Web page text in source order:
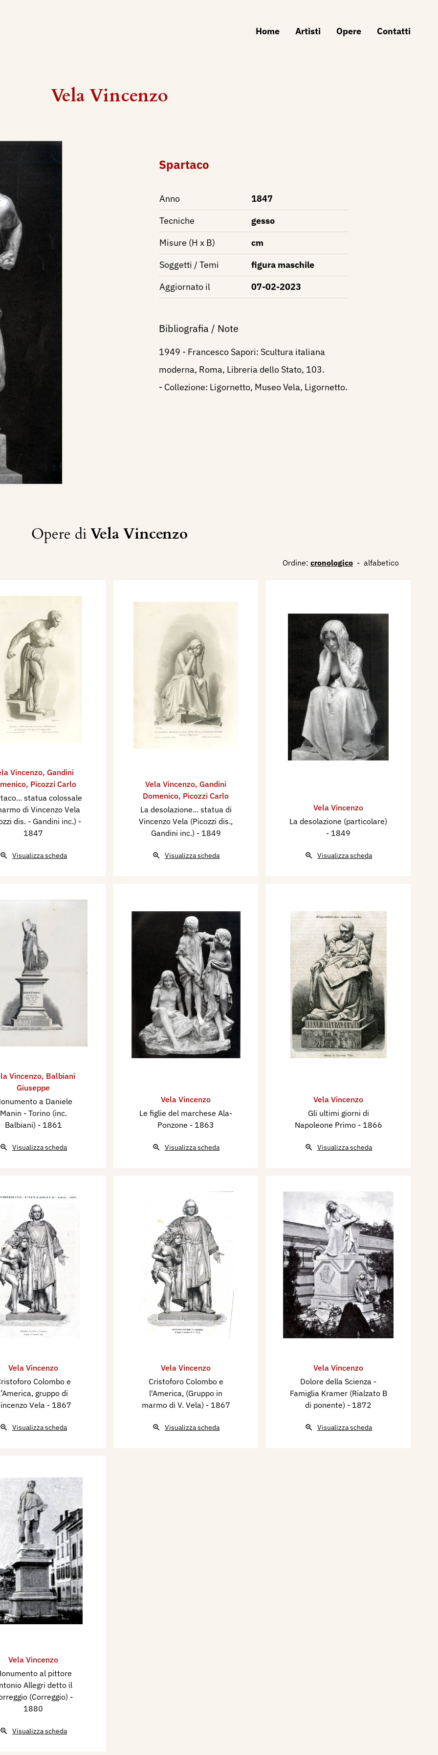
Home Artisti Opere Contatti
Vela Vincenzo
Spartaco
Anno
1847
Tecniche
gesso
Misure (H x B)
cm
Soggetti / Temi
figura maschile
Aggiornato il
07-02-2023
Bibliografia / Note
1949 - Francesco Sapori: Scultura italiana
moderna, Roma, Libreria dello Stato, 103.
- Collezione: Ligornetto, Museo Vela, Ligornetto.
Opere diVela Vincenzo
Ordine: cronologico - alfabetico
Vincenzo, Gandini
, Picozzi Carlo
statua colossale
di Vincenzo Vela
dis. - Gandini inc.) -
1847
Visualizza scheda
Vela Vincenzo, Gandini
Domenico, Picozzi Carlo
La desolazione... statua di
Vincenzo Vela (Picozzi dis.,
Gandini inc.) - 1849
Visualizza scheda
Vela Vincenzo
La desolazione (particolare)
- 1849
Visualizza scheda
Vincenzo, Balbiani
Giuseppe
a Daniele
Manin - Torino (inc.
Balbiani) - 1861
Visualizza scheda
Vela Vincenzo
Le figlie del marchese Ala-
Ponzone - 1863
Visualizza scheda
Vela Vincenzo
Gli ultimi giorni di
Napoleone Primo - 1866
Visualizza scheda
Vela Vincenzo
Colombo e
gruppo di
Vela - 1867
Visualizza scheda
Vela Vincenzo
Cristoforo Colombo e
l'America, (Gruppo in
marmo di V. Vela) - 1867
Visualizza scheda
Vela Vincenzo
Dolore della Scienza -
Famiglia Kramer (Rialzato B
di ponente) - 1872
Visualizza scheda
Vela Vincenzo
al pittore
Allegri detto il
(Correggio) -
1880
Visualizza scheda